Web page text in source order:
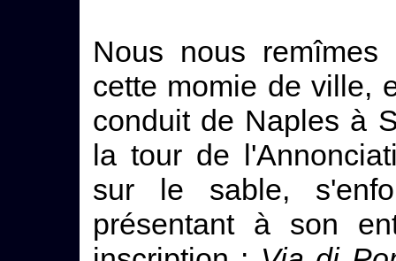
Nous nous
cette momie de ville,
conduit de Naples à
la tour de
sur le sable,
présentant à son